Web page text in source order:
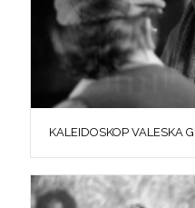
KALEIDOSKOP VALESKA